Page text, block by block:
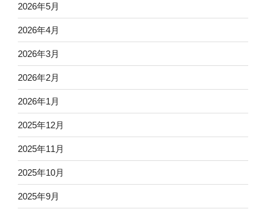
2026年5月
2026年4月
2026年3月
2026年2月
2026年1月
2025年12月
2025年11月
2025年10月
2025年9月